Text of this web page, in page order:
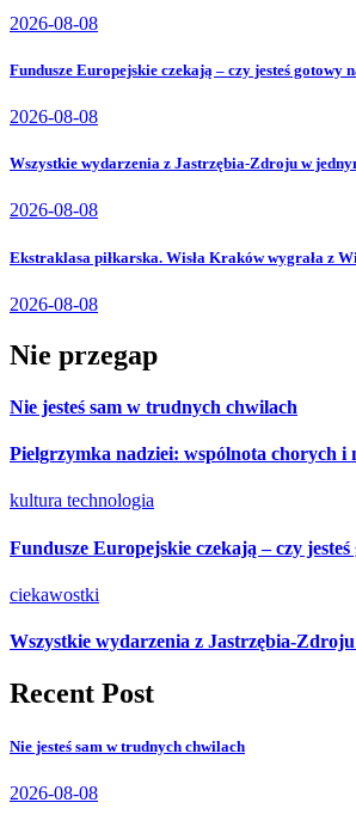
2026-08-08
Fundusze Europejskie czekają – czy jesteś gotowy
2026-08-08
Wszystkie wydarzenia z Jastrzębia-Zdroju w
2026-08-08
Ekstraklasa piłkarska. Wisła Kraków wygrała z
2026-08-08
Nie przegap
Nie jesteś sam w trudnych chwilach
Pielgrzymka nadziei: wspólnota chorych i
kultura technologia
Fundusze Europejskie czekają – czy
ciekawostki
Wszystkie wydarzenia z Jastrzębia-
Recent Post
Nie jesteś sam w trudnych chwilach
2026-08-08